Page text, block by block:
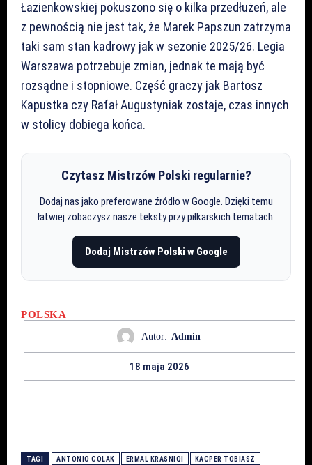
Łazienkowskiej pokuszono się o kilka przedłużeń, ale
z pewnością nie jest tak, że Marek Papszun zatrzyma
taki sam stan kadrowy jak w sezonie 2025/26. Legia
Warszawa potrzebuje zmian, jednak te mają być
rozsądne i stopniowe. Część graczy jak Bartosz
Kapustka czy Rafał Augustyniak zostaje, czas innych
w stolicy dobiega końca.
Czytasz Mistrzów Polski regularnie?
Dodaj nas jako preferowane źródło w Google. Dzięki temu
łatwiej zobaczysz nasze teksty przy piłkarskich tematach.
Dodaj Mistrzów Polski w Google
POLSKA
Autor: Admin
18 maja 2026
TAGI ANTONIO COLAK ERMAL KRASNIQI KACPER TOBIASZ